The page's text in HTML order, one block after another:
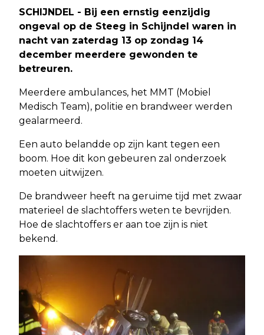
SCHIJNDEL - Bij een ernstig eenzijdig
ongeval op de Steeg in Schijndel waren in
nacht van zaterdag 13 op zondag 14
december meerdere gewonden te
betreuren.
Meerdere ambulances, het MMT (Mobiel
Medisch Team), politie en brandweer werden
gealarmeerd.
Een auto belandde op zijn kant tegen een
boom. Hoe dit kon gebeuren zal onderzoek
moeten uitwijzen.
De brandweer heeft na geruime tijd met zwaar
materieel de slachtoffers weten te bevrijden.
Hoe de slachtoffers er aan toe zijn is niet
bekend.